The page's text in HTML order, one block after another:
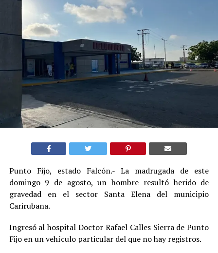
Punto Fijo, estado Falcón.- La madrugada de este
domingo 9 de agosto, un hombre resultó herido de
gravedad en el sector Santa Elena del municipio
Carirubana.
Ingresó al hospital Doctor Rafael Calles Sierra de Punto
Fijo en un vehículo particular del que no hay registros.